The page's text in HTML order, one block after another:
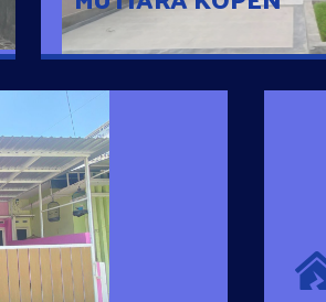
Pintar
rumahnya dengan